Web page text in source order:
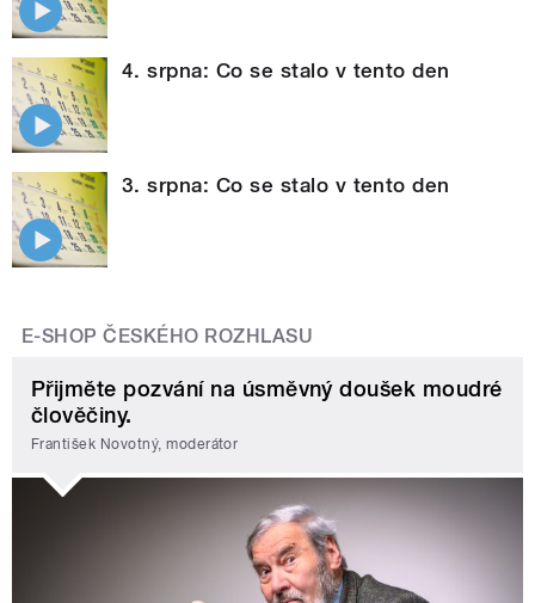
4. srpna: Co se stalo v tento den
3. srpna: Co se stalo v tento den
E-SHOP ČESKÉHO ROZHLASU
Přijměte pozvání na úsměvný doušek moudré
člověčiny.
František Novotný, moderátor